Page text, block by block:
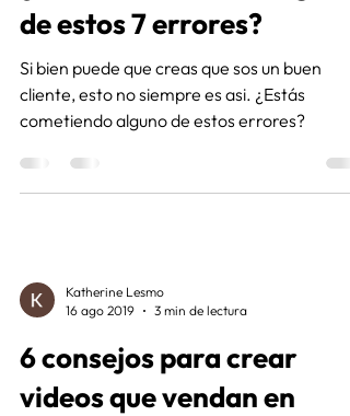
de estos 7 errores?
Si bien puede que creas que sos un buen
cliente, esto no siempre es asi. ¿Estás
cometiendo alguno de estos errores?
Katherine Lesmo
16 ago 2019
3 min de lectura
6 consejos para crear
videos que vendan en